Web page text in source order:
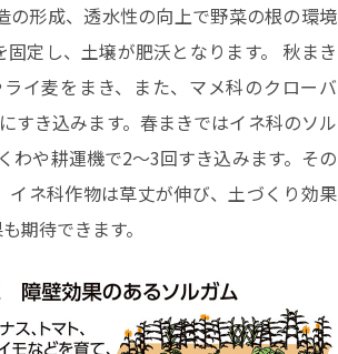
形成、透水性の向上で野菜の根の環境
定し、土壌が肥沃となります。 秋まき
イ麦をまき、また、マメ科のクローバ
すき込みます。春まきではイネ科のソル
わや耕運機で2〜3回すき込みます。その
ネ科作物は草丈が伸び、土づくり効果
期待できます。